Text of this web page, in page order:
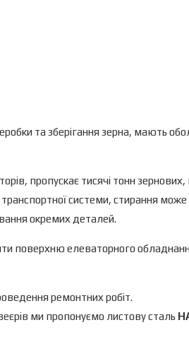
та зберігання зерна, мають
пропускає тисячі тонн
системи, стирання
окремих деталей.
поверхню елеваторного
ремонтних робіт.
ми пропонуємо листову сталь